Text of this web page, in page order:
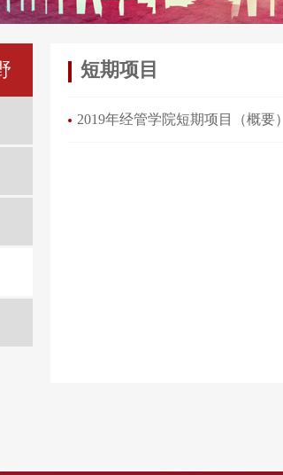
短期项目
2019年经管学院短期项目（概要）